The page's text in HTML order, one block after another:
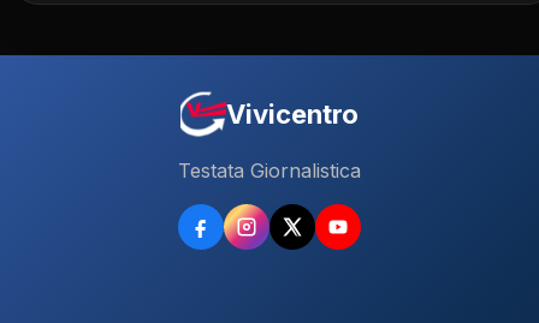
Vivicentro
Testata Giornalistica